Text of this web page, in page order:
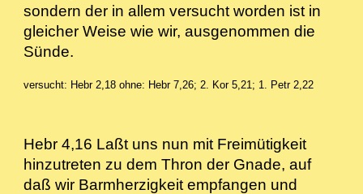
sondern der in allem versucht worden ist in
gleicher Weise wie wir, ausgenommen die
Sünde.
versucht: Hebr 2,18 ohne: Hebr 7,26; 2. Kor 5,21; 1. Petr 2,22
Hebr 4,16 Laßt uns nun mit Freimütigkeit
hinzutreten zu dem Thron der Gnade, auf
daß wir Barmherzigkeit empfangen und